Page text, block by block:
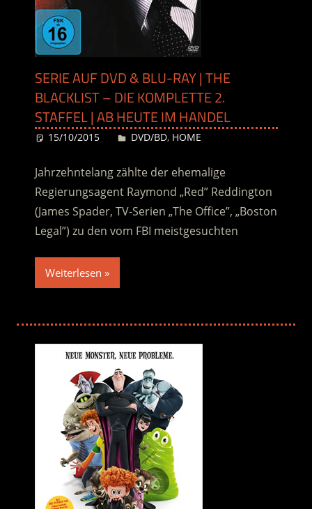
SERIE AUF DVD & BLU-RAY | THE
BLACKLIST – DIE KOMPLETTE 2.
STAFFEL | AB HEUTE IM HANDEL
15/10/2015 Desiree
DVD/BD, HOME
Jahrzehntelang zählte der ehemalige
Regierungsagent Raymond „Red” Reddington
(James Spader, TV-Serien „The Office”, „Boston
Legal”) zu den vom FBI meistgesuchten
Weiterlesen